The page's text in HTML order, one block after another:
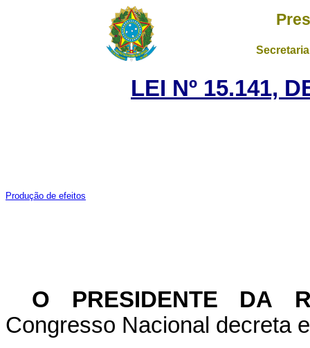
LEI Nº 15.141,
Produção de efeitos
O PRESIDENTE DA
Congresso Nacional decreta